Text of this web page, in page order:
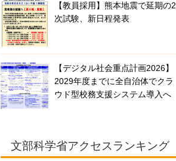
【教員採用】熊本地震で延期の2
次試験、新日程発表
【デジタル社会重点計画2026】
2029年度までに全自治体でクラ
ウド型校務支援システム導入へ
文部科学省アクセスランキング